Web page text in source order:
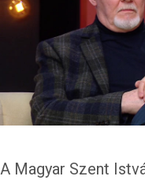
A Magyar Szent